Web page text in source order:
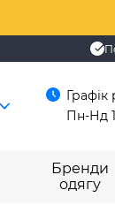
Графік
Пн-Нд
Бренди
одягу